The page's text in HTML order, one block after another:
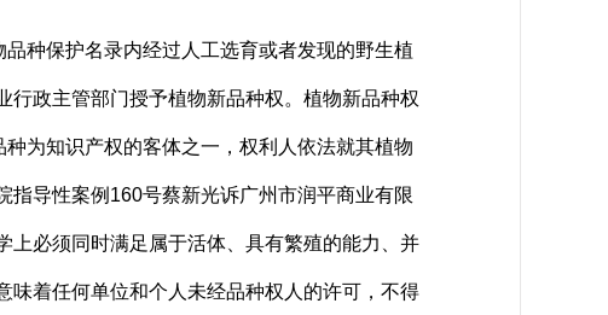
种保护名录内经过人工选育或者发现的野生植
政主管部门授予植物新品种权。植物新品种权
为知识产权的客体之一，权利人依法就其植物
导性案例160号蔡新光诉广州市润平商业有限
上必须同时满足属于活体、具有繁殖的能力、并
味着任何单位和个人未经品种权人的许可，不得